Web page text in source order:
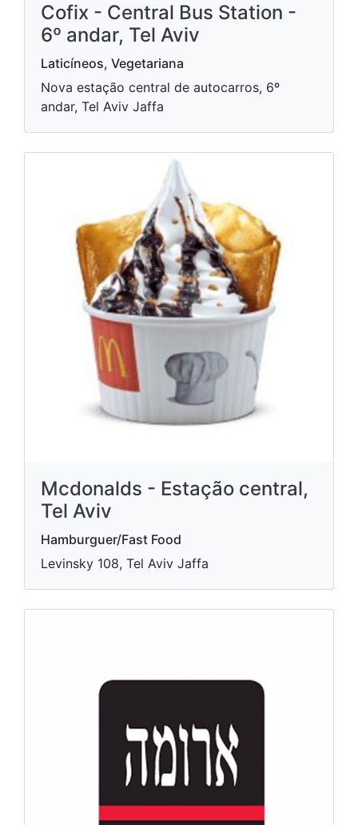
Cofix - Central Bus Station -
6º andar, Tel Aviv
Laticíneos, Vegetariana
Nova estação central de autocarros, 6º
andar, Tel Aviv Jaffa
Mcdonalds - Estação central,
Tel Aviv
Hamburguer/Fast Food
Levinsky 108, Tel Aviv Jaffa